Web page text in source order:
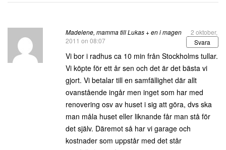
Madelene, mamma till Lukas + en i magen
2 oktober,
2011 on 08:07
Svara
Vi bor i radhus ca 10 min från Stockholms tullar.
Vi köpte för ett år sen och det är det bästa vi
gjort. Vi betalar till en samfällighet där allt
ovanstående ingår men inget som har med
renovering osv av huset i sig att göra, dvs ska
man måla huset eller liknande får man stå för
det själv. Däremot så har vi garage och
kostnader som uppstår med det står